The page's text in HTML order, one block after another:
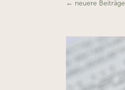
← neuere Beiträge